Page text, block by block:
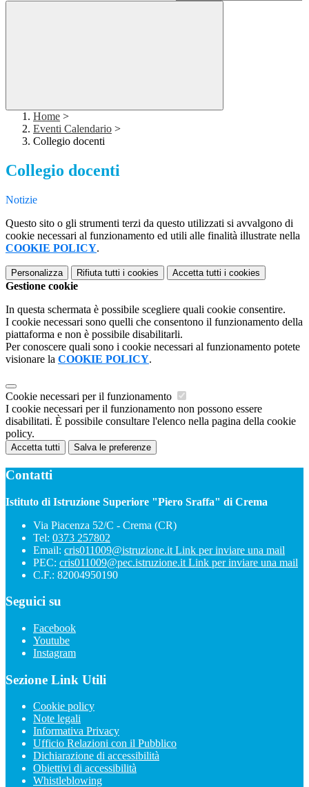
Home >
Eventi Calendario >
Collegio docenti
Collegio docenti
Notizie
Questo sito o gli strumenti terzi da questo utilizzati si avvalgono di
cookie necessari al funzionamento ed utili alle finalità illustrate nella
COOKIE POLICY.
Personalizza Rifiuta tutti i cookies Accetta tutti i cookies
Gestione cookie
In questa schermata è possibile scegliere quali cookie consentire.
I cookie necessari sono quelli che consentono il funzionamento della
piattaforma e non è possibile disabilitarli.
Per conoscere quali sono i cookie necessari al funzionamento potete
visionare la COOKIE POLICY.
Cookie necessari per il funzionamento
I cookie necessari per il funzionamento non possono essere
disabilitati. È possibile consultare l'elenco nella pagina della cookie
policy.
Accetta tutti Salva le preferenze
Contatti
Istituto di Istruzione Superiore "Piero Sraffa" di Crema
Via Piacenza 52/C - Crema (CR)
Tel: 0373 257802
Email: cris011009@istruzione.it Link per inviare una mail
PEC: cris011009@pec.istruzione.it Link per inviare una mail
C.F.: 82004950190
Seguici su
Facebook
Youtube
Instagram
Sezione Link Utili
Cookie policy
Note legali
Informativa Privacy
Ufficio Relazioni con il Pubblico
Dichiarazione di accessibilità
Obiettivi di accessibilità
Whistleblowing